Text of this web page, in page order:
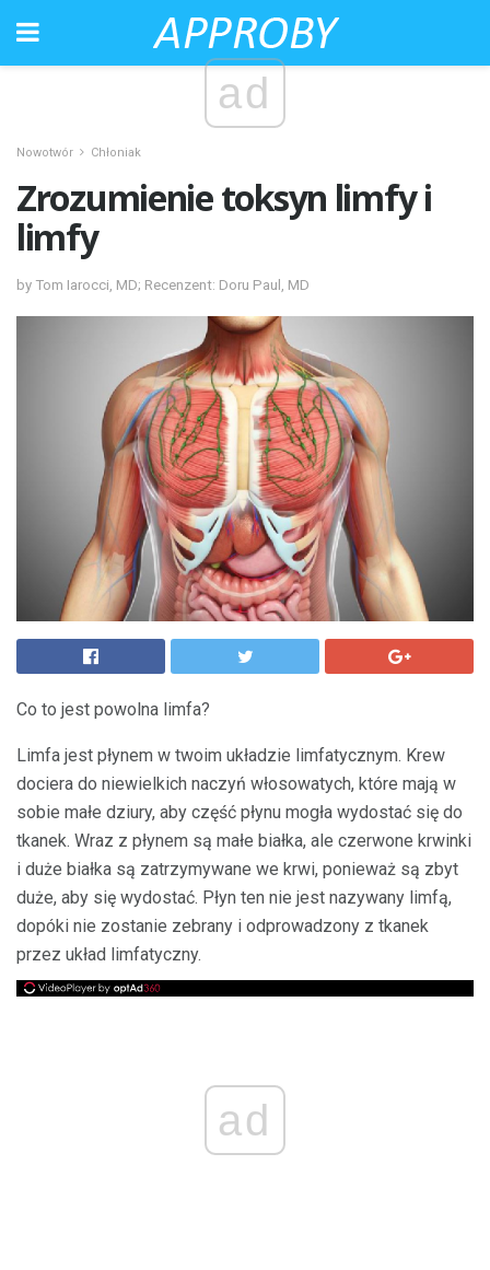
ad
Nowotwór Chłoniak
Zrozumienie toksyn limfy i
limfy
by Tom Iarocci, MD; Recenzent: Doru Paul, MD
Co to jest powolna limfa?
Limfa jest płynem w twoim układzie limfatycznym. Krew
dociera do niewielkich naczyń włosowatych, które mają w
sobie małe dziury, aby część płynu mogła wydostać się do
tkanek. Wraz z płynem są małe białka, ale czerwone krwinki
i duże białka są zatrzymywane we krwi, ponieważ są zbyt
duże, aby się wydostać. Płyn ten nie jest nazywany limfą,
dopóki nie zostanie zebrany i odprowadzony z tkanek
przez układ limfatyczny.
ad